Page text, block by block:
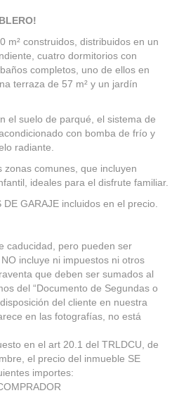
m² construidos, distribuidos en un
cuatro dormitorios con
completos, uno de ellos en
terraza de 57 m² y un jardín
el suelo de parqué, el sistema de
con bomba de frío y
radiante.
zonas comunes, que incluyen
ideales para el disfrute familiar.
GARAJE incluidos en el precio.
caducidad, pero pueden ser
incluye ni impuestos ni otros
que deben ser sumados al
del “Documento de Segundas o
del cliente en nuestra
en las fotografías, no está
en el art 20.1 del TRLDCU, de
el precio del inmueble SE
importes: